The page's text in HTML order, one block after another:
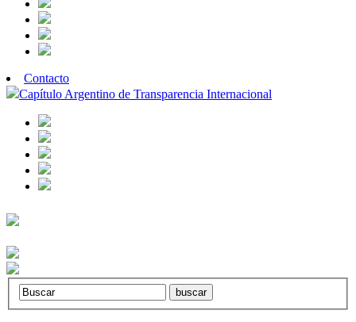
Contacto
Capítulo Argentino de Transparencia Internacional